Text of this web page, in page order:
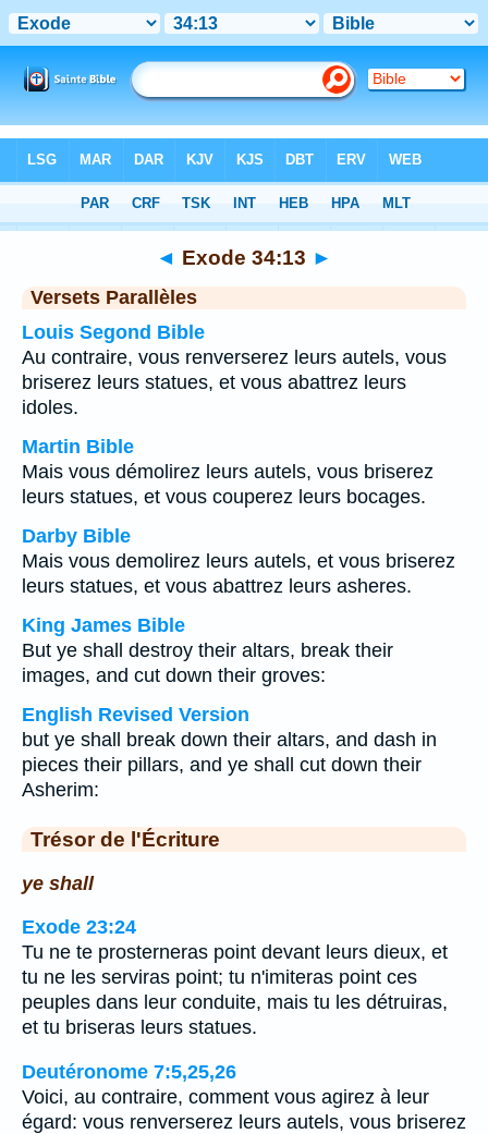
Chapitre 34> Verset 13
◄ Exode 34:13 ►
Versets Parallèles
Louis Segond Bible
Au contraire, vous renverserez leurs autels, vous
briserez leurs statues, et vous abattrez leurs
idoles.
Martin Bible
Mais vous démolirez leurs autels, vous briserez
leurs statues, et vous couperez leurs bocages.
Darby Bible
Mais vous demolirez leurs autels, et vous briserez
leurs statues, et vous abattrez leurs asheres.
King James Bible
But ye shall destroy their altars, break their
images, and cut down their groves:
English Revised Version
but ye shall break down their altars, and dash in
pieces their pillars, and ye shall cut down their
Asherim:
Trésor de l'Écriture
ye shall
Exode 23:24
Tu ne te prosterneras point devant leurs dieux, et
tu ne les serviras point; tu n'imiteras point ces
peuples dans leur conduite, mais tu les détruiras,
et tu briseras leurs statues.
Deutéronome 7:5,25,26
Voici, au contraire, comment vous agirez à leur
égard: vous renverserez leurs autels, vous briserez